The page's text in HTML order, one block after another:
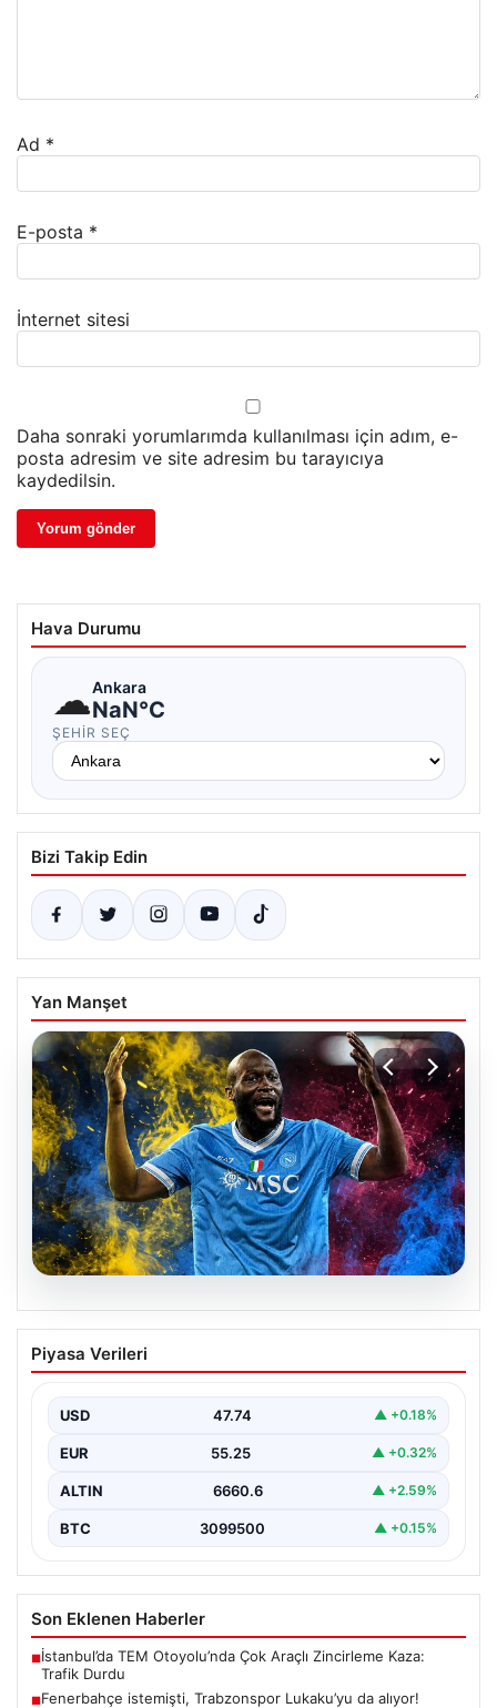
Ad *
E-posta *
İnternet sitesi
Daha sonraki yorumlarımda kullanılması için adım, e-
posta adresim ve site adresim bu tarayıcıya
kaydedilsin.
Hava Durumu
☁Ankara
NaN°C
ŞEHIR SEÇ
Bizi Takip Edin
Yan Manşet
Fenerbahçe istemişti, Trabzonspor
Lukaku’yu da alıyor!
Piyasa Verileri
USD 47.74 ▲ +0.18%
EUR 55.25 ▲ +0.32%
ALTIN 6660.6 ▲ +2.59%
BTC 3099500 ▲ +0.15%
Son Eklenen Haberler
■İstanbul’da TEM Otoyolu’nda Çok Araçlı Zincirleme Kaza:
Trafik Durdu
■Fenerbahçe istemişti, Trabzonspor Lukaku’yu da alıyor!